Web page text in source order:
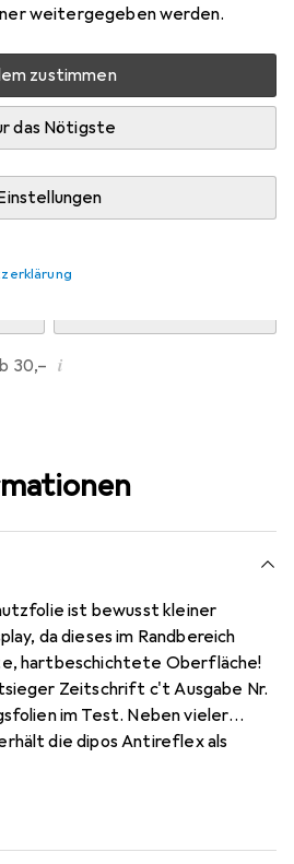
weitergegeben werden.
zustimmen
das Nötigste
Lager beim Drittanbieter
genaue Lieferzeit
30,– i
ist bewusst kleiner
da dieses im Randbereich
hartbeschichtete Oberfläche!
Zeitschrift c't Ausgabe Nr.
im Test. Neben vieler
die dipos Antireflex als
Honor X10 Max 5G Glas, da
(ohne Klebstoff).